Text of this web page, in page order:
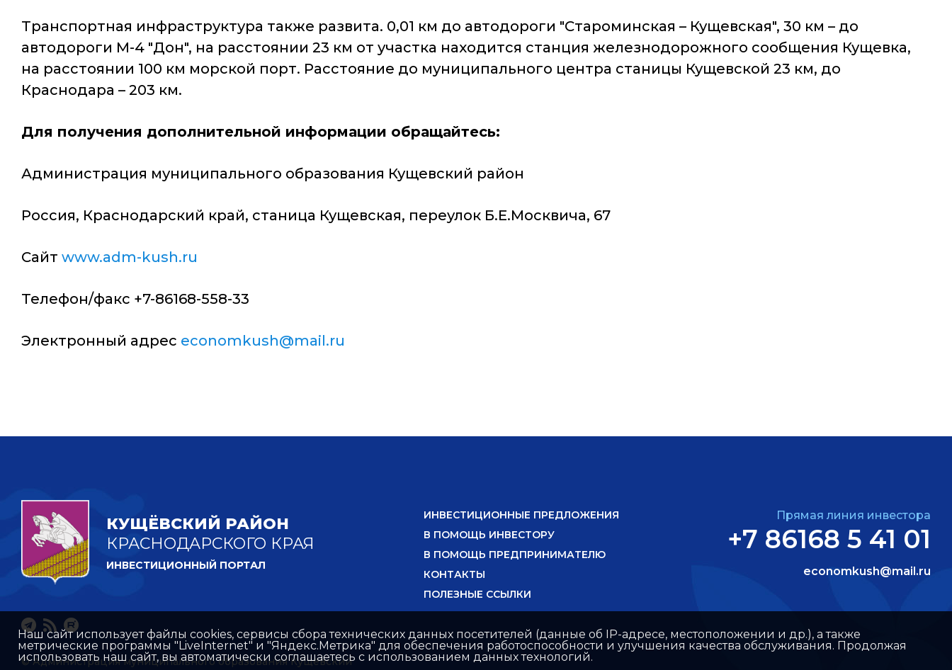
Транспортная инфраструктура также развита. 0,01 км до автодороги "Староминская – Кущевская", 30 км – до
автодороги М-4 "Дон", на расстоянии 23 км от участка находится станция железнодорожного сообщения Кущевка,
на расстоянии 100 км морской порт. Расстояние до муниципального центра станицы Кущевской 23 км, до
Краснодара – 203 км.
Для получения дополнительной информации обращайтесь:
Администрация муниципального образования Кущевский район
Россия, Краснодарский край, станица Кущевская, переулок Б.Е.Москвича, 67
Сайт www.adm-kush.ru
Телефон/факс +7-86168-558-33
Электронный адрес economkush@mail.ru
КУЩЁВСКИЙ РАЙОН
КРАСНОДАРСКОГО КРАЯ
ИНВЕСТИЦИОННЫЙ ПОРТАЛ
ИНВЕСТИЦИОННЫЕ ПРЕДЛОЖЕНИЯ
В ПОМОЩЬ ИНВЕСТОРУ
В ПОМОЩЬ ПРЕДПРИНИМАТЕЛЮ
КОНТАКТЫ
ПОЛЕЗНЫЕ ССЫЛКИ
Прямая линия инвестора
+7 86168 5 41 01
economkush@mail.ru
© Администрация муниципального образования Кущёвский
Наш сайт использует файлы cookies, сервисы сбора технических данных посетителей (данные об IP-адресе, местоположении и др.), а также
метрические программы "LiveInternet" и "Яндекс.Метрика" для обеспечения работоспособности и улучшения качества обслуживания. Продолжая
использовать наш сайт, вы автоматически соглашаетесь с использованием данных технологий.